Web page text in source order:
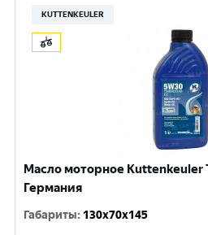
KUTTENKEULER
Масло моторное Kuttenkeuler
Германия
Габариты: 130x70x145